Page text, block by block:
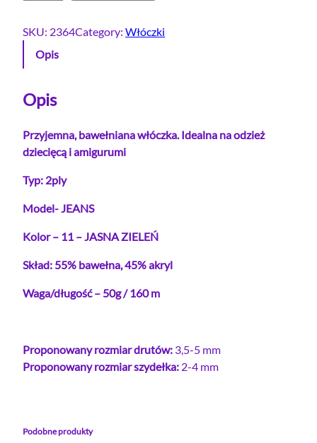
o
ś
Ł
C
Z
A
A
S
A
I
E
Ń
N
SKU: 2364Category: Włóczki
Opis
Opis
Przyjemna, bawełniana włóczka. Idealna na odzież
dziecięcą i amigurumi
Typ: 2ply
Model- JEANS
Kolor – 11 – JASNA ZIELEŃ
Skład: 55% bawełna, 45% akryl
Waga/długość – 50g / 160 m
Proponowany rozmiar drutów: 3,5-5 mm
Proponowany rozmiar szydełka: 2-4 mm
Podobne produkty